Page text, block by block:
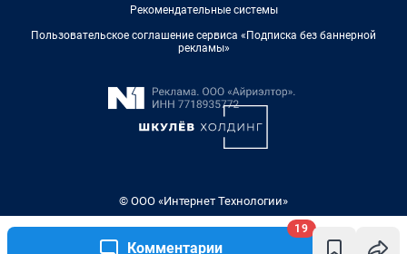
Комментарии
19
Рекомендательные системы
Пользовательское соглашение сервиса «Подписка без баннерной
рекламы»
© ООО «Интернет Технологии»